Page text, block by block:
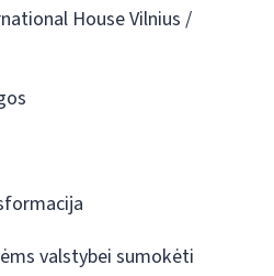
House Vilnius /
valstybei sumokėti